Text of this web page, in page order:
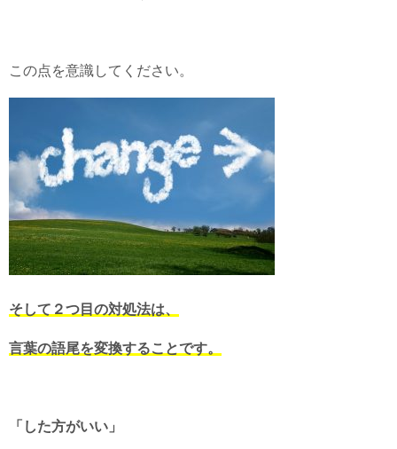
この点を意識してください。
そして２つ目の対処法は、
言葉の語尾を変換することです。
「した方がいい」